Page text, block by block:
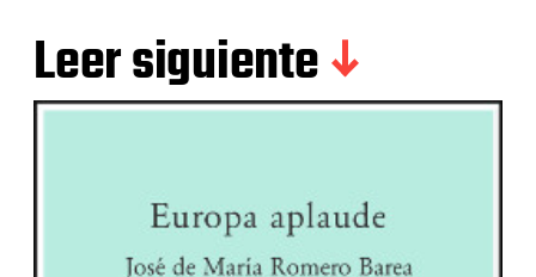
Leer siguiente